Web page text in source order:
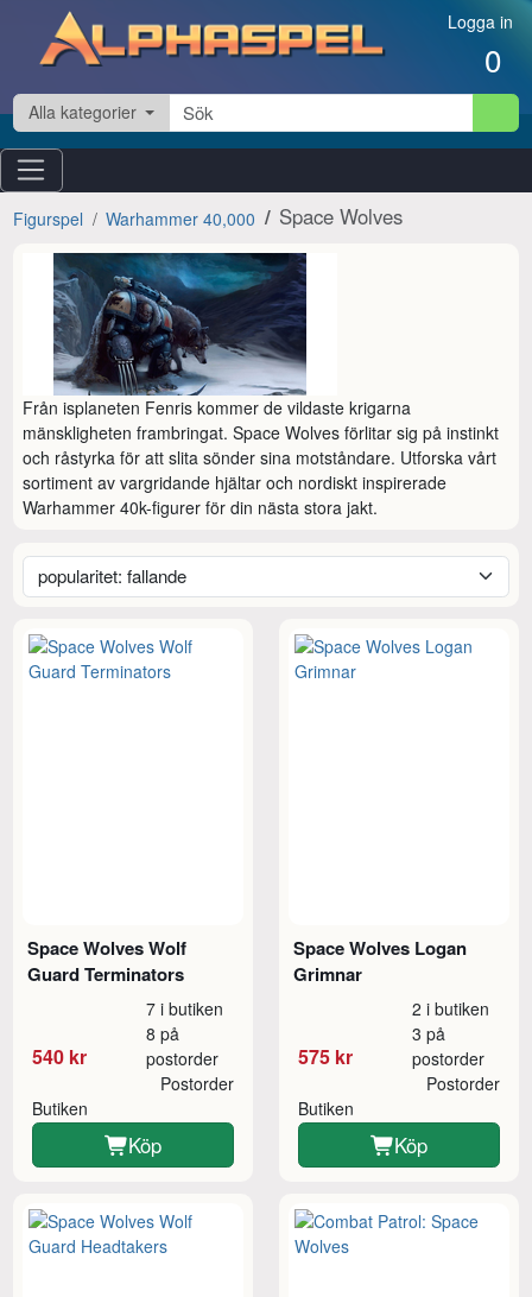
Hoppa till innehåll Logga in
0
Alla kategorier
Figurspel Warhammer 40,000 Space Wolves
Från isplaneten Fenris kommer de vildaste krigarna
mänskligheten frambringat. Space Wolves förlitar sig på instinkt
och råstyrka för att slita sönder sina motståndare. Utforska vårt
sortiment av vargridande hjältar och nordiskt inspirerade
Warhammer 40k-figurer för din nästa stora jakt.
Space Wolves Wolf
Guard Terminators
540 kr
7 i butiken
8 på
postorder
Butiken
Postorder
Köp
Space Wolves Logan
Grimnar
575 kr
2 i butiken
3 på
postorder
Butiken
Postorder
Köp